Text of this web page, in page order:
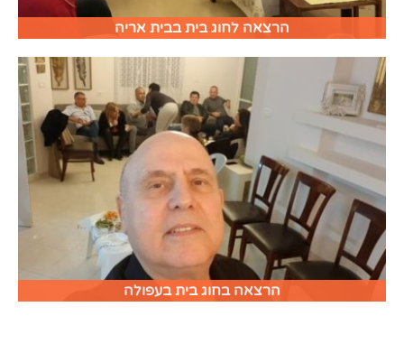
הרצאה לחוג בית בבית אריה
הרצאה בחוג בית בעפולה